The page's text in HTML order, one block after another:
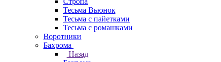
Тесьма Вьюнок
Тесьма с пайетками
Тесьма с ромашками
Воротники
Бахрома
Назад